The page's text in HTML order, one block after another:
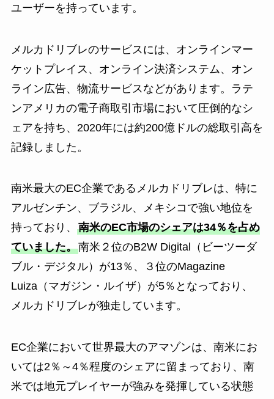
ユーザーを持っています。
メルカドリブレのサービスには、オンラインマー
ケットプレイス、オンライン決済システム、オン
ライン広告、物流サービスなどがあります。ラテ
ンアメリカの電子商取引市場において圧倒的なシ
ェアを持ち、2020年には約200億ドルの総取引高を
記録しました。
南米最大のEC企業であるメルカドリブレは、特に
アルゼンチン、ブラジル、メキシコで強い地位を
持っており、 南米のEC市場のシェアは34％を占め
ていました。南米２位のB2W Digital（ビーツーダ
ブル・デジタル）が13％、３位のMagazine
Luiza（マガジン・ルイザ）が5％となっており、
メルカドリブレが独走しています。
EC企業において世界最大のアマゾンは、南米にお
いては2％～4％程度のシェアに留まっており、南
米では地元プレイヤーが強みを発揮している状態